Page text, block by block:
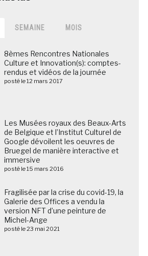
SEMAINE MOIS
8èmes Rencontres Nationales
Culture et Innovation(s): comptes-
rendus et vidéos de la journée
posté le 12 mars 2017
Les Musées royaux des Beaux-Arts
de Belgique et l’Institut Culturel de
Google dévoilent les oeuvres de
Bruegel de manière interactive et
immersive
posté le 15 mars 2016
Fragilisée par la crise du covid-19, la
Galerie des Offices a vendu la
version NFT d’une peinture de
Michel-Ange
posté le 23 mai 2021